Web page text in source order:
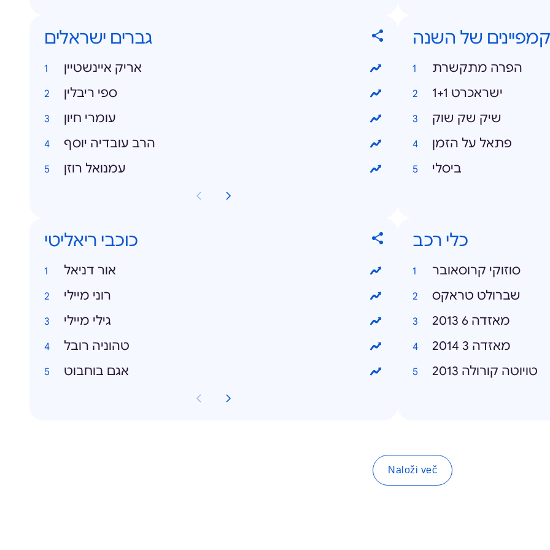
גברים ישראלים
אריק איינשטיין
ספי ריבלין
עומרי חיון
הרב עובדיה יוסף
עמנואל רוזן
של השנה
הפרה מתקשרת
ישראכרט 1+1
שיק שק שוק
פתאל על הזמן
ביסלי
כוכבי ריאליטי
אור דניאל
רוני מיילי
גילי מיילי
טהוניה רובל
אגם בוחבוט
כלי רכב
סוזוקי קרוסאובר
שברולט טראקס
מאזדה 6 2013
מאזדה 3 2014
טויוטה קורולה 2013
Naloži več